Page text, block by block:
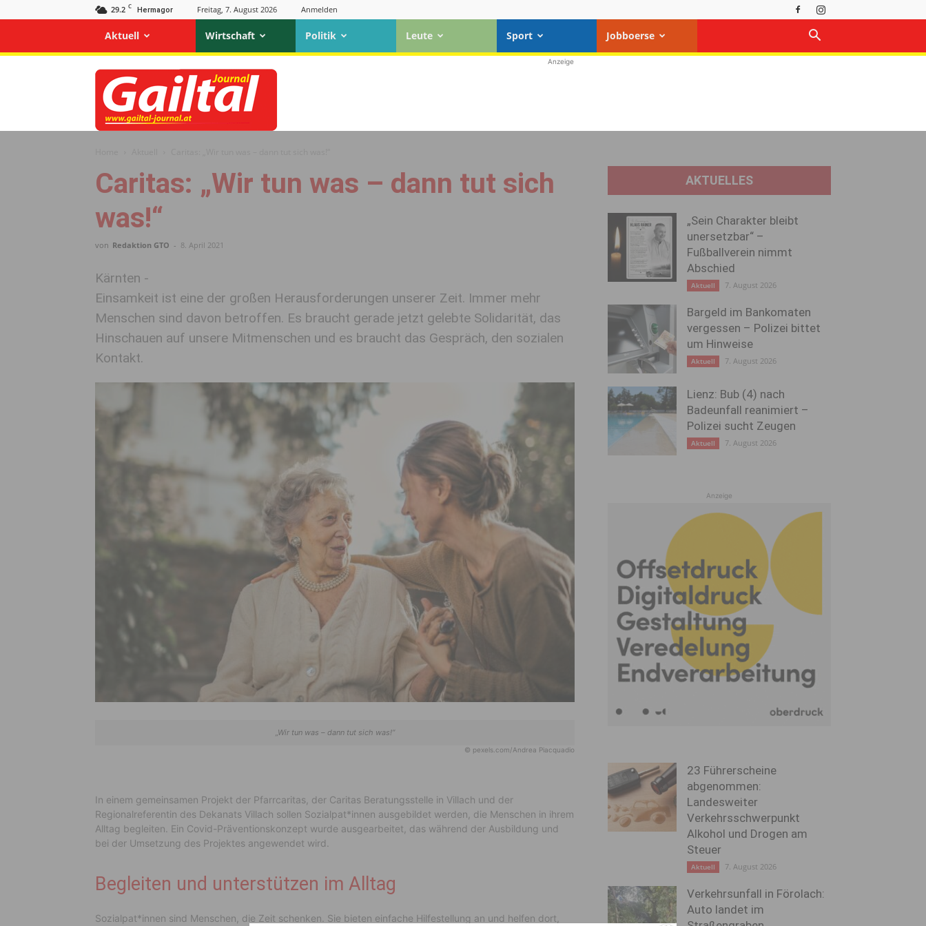
29.2 C Hermagor Freitag, 7. August 2026 Anmelden
Aktuell Wirtschaft Politik Leute Sport Jobboerse
Gailtal
Journal
Anzeige
Caritas: „Wir tun was – dann tut sich
was!“
von Redaktion GTO - 8. April 2021
Kärnten -
Einsamkeit ist eine der großen Herausforderungen unserer Zeit. Immer mehr
Menschen sind davon betroffen. Es braucht gerade jetzt gelebte Solidarität, das
Hinschauen auf unsere Mitmenschen und es braucht das Gespräch, den sozialen
Kontakt.
„Wir tun was – dann tut sich was!“
© pexels.com/Andrea Piacquadio
In einem gemeinsamen Projekt der Pfarrcaritas, der Caritas Beratungsstelle in Villach und der
Regionalreferentin des Dekanats Villach sollen Sozialpat*innen ausgebildet werden, die Menschen in ihrem
Alltag begleiten. Ein Covid-Präventionskonzept wurde ausgearbeitet, das während der Ausbildung und
bei der Umsetzung des Projektes angewendet wird.
Begleiten und unterstützen im Alltag
Sozialpat*innen sind Menschen, die Zeit schenken. Sie bieten einfache Hilfestellung an und helfen dort,
AKTUELLES
„Sein Charakter bleibt
unersetzbar“ –
Fußballverein nimmt
Abschied
Aktuell 7. August 2026
Bargeld im Bankomaten
vergessen – Polizei bittet
um Hinweise
Aktuell 7. August 2026
Lienz: Bub (4) nach
Badeunfall reanimiert –
Polizei sucht Zeugen
Aktuell 7. August 2026
Anzeige
23 Führerscheine
abgenommen:
Landesweiter
Verkehrsschwerpunkt
Alkohol und Drogen am
Steuer
Aktuell 7. August 2026
Verkehrsunfall in Förolach:
Auto landet im